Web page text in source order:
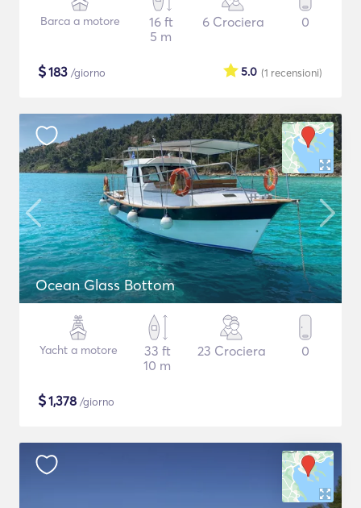
Barca a motore
16 ft
5 m
6 Crociera 0
$183 /giorno (1 recensioni)
5.0
Ocean Glass Bottom
Yacht a motore
33 ft
10 m
23 Crociera 0
$1,378 /giorno